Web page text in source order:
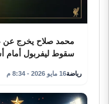
محمد صلاح يخرج عن
سقوط ليفربول أمام
رياضة16 مايو 2026 - 8:34 م